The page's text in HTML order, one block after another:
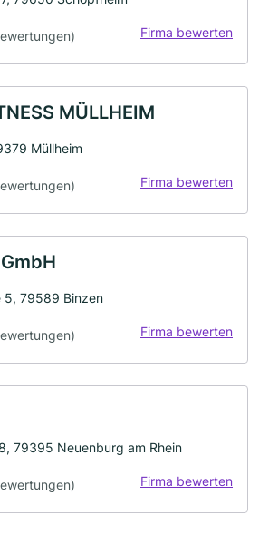
Firma bewerten
MÜLLHEIM
Müllheim
Firma bewerten
5, 79589 Binzen
Firma bewerten
79395 Neuenburg am Rhein
Firma bewerten